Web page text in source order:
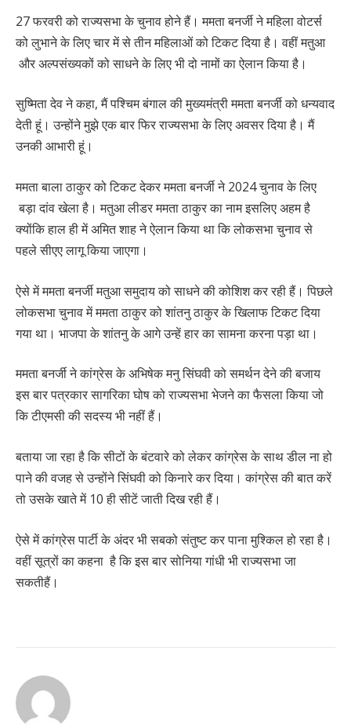
27 फरवरी को राज्यसभा के चुनाव होने हैं। ममता बनर्जी ने महिला वोटर्स
को लुभाने के लिए चार में से तीन महिलाओं को टिकट दिया है। वहीं मतुआ
और अल्पसंख्यकों को साधने के लिए भी दो नामों का ऐलान किया है।
सुष्मिता देव ने कहा, मैं पश्चिम बंगाल की मुख्यमंत्री ममता बनर्जी को धन्यवाद
देती हूं। उन्होंने मुझे एक बार फिर राज्यसभा के लिए अवसर दिया है। मैं
उनकी आभारी हूं।
ममता बाला ठाकुर को टिकट देकर ममता बनर्जी ने 2024 चुनाव के लिए
बड़ा दांव खेला है। मतुआ लीडर ममता ठाकुर का नाम इसलिए अहम है
क्योंकि हाल ही में अमित शाह ने ऐलान किया था कि लोकसभा चुनाव से
पहले सीएए लागू किया जाएगा।
ऐसे में ममता बनर्जी मतुआ समुदाय को साधने की कोशिश कर रही हैं। पिछले
लोकसभा चुनाव में ममता ठाकुर को शांतनु ठाकुर के खिलाफ टिकट दिया
गया था। भाजपा के शांतनु के आगे उन्हें हार का सामना करना पड़ा था।
ममता बनर्जी ने कांग्रेस के अभिषेक मनु सिंघवी को समर्थन देने की बजाय
इस बार पत्रकार सागरिका घोष को राज्यसभा भेजने का फैसला किया जो
कि टीएमसी की सदस्य भी नहीं हैं।
बताया जा रहा है कि सीटों के बंटवारे को लेकर कांग्रेस के साथ डील ना हो
पाने की वजह से उन्होंने सिंघवी को किनारे कर दिया। कांग्रेस की बात करें
तो उसके खाते में 10 ही सीटें जाती दिख रही हैं।
ऐसे में कांग्रेस पार्टी के अंदर भी सबको संतुष्ट कर पाना मुश्किल हो रहा है।
वहीं सूत्रों का कहना है कि इस बार सोनिया गांधी भी राज्यसभा जा
सकतीहैं।